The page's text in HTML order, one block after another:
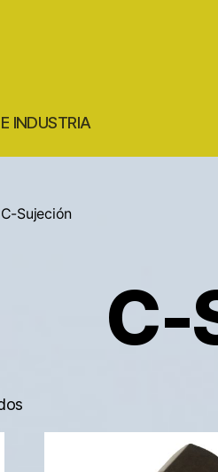
INDUSTRIA
Sujeción
C-